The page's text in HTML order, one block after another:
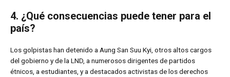
4. ¿Qué consecuencias puede tener para el
país?
Los golpistas han detenido a Aung San Suu Kyi, otros altos cargos
del gobierno y de la LND, a numerosos dirigentes de partidos
étnicos, a estudiantes, y a destacados activistas de los derechos